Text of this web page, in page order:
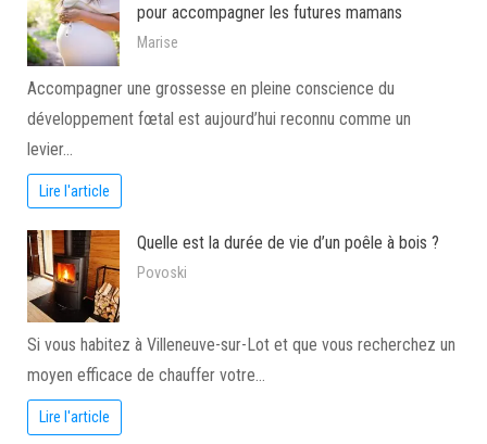
pour accompagner les futures mamans
Marise
Accompagner une grossesse en pleine conscience du
développement fœtal est aujourd’hui reconnu comme un
levier…
Lire l'article
Quelle est la durée de vie d’un poêle à bois ?
Povoski
Si vous habitez à Villeneuve-sur-Lot et que vous recherchez un
moyen efficace de chauffer votre…
Lire l'article